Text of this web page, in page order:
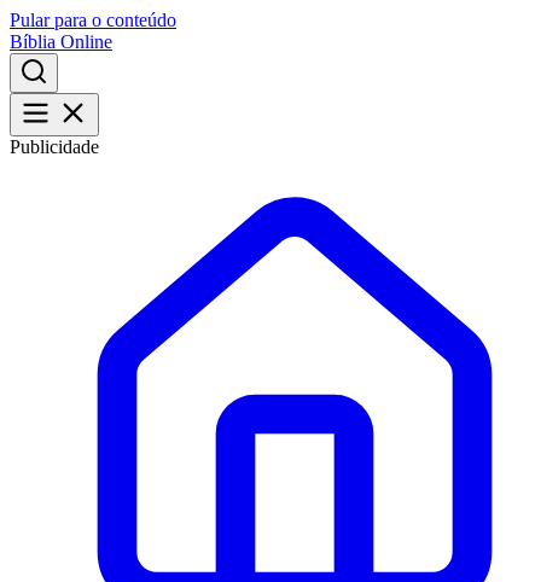
Pular para o conteúdo
Bíblia Online
Publicidade